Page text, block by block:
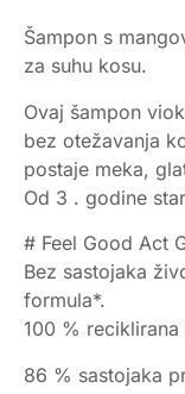
Šampon s
za suhu kosu.
Ovaj šampon
bez otežavanja
postaje meka,
Od 3 . godine
# Feel Good Act
Bez sastojaka
formula*.
100 %
86 % sastojaka